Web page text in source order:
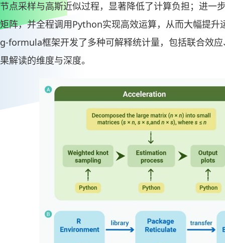
节点采样与高斯近似过程，显著降低了计算负担；进一
矩阵，并全程调用Python实现高效运算，从而大幅提
g-formula框架开发了多种可解释统计量，包括联合效
果解读的维度与深度。